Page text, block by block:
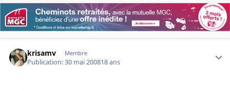
krisamv Membre
Publication:30 mai 200818 ans